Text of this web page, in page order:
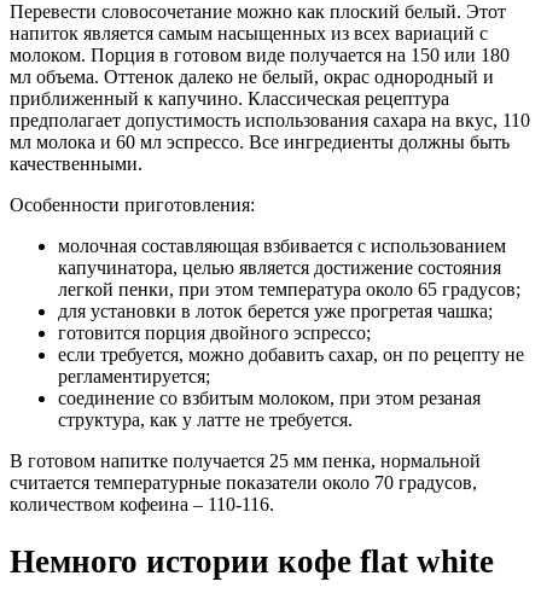
Перевести словосочетание можно как плоский белый. Этот
напиток является самым насыщенных из всех вариаций с
молоком. Порция в готовом виде получается на 150 или 180
мл объема. Оттенок далеко не белый, окрас однородный и
приближенный к капучино. Классическая рецептура
предполагает допустимость использования сахара на вкус, 110
мл молока и 60 мл эспрессо. Все ингредиенты должны быть
качественными.
Особенности приготовления:
молочная составляющая взбивается с использованием
капучинатора, целью является достижение состояния
легкой пенки, при этом температура около 65 градусов;
для установки в лоток берется уже прогретая чашка;
готовится порция двойного эспрессо;
если требуется, можно добавить сахар, он по рецепту не
регламентируется;
соединение со взбитым молоком, при этом резаная
структура, как у латте не требуется.
В готовом напитке получается 25 мм пенка, нормальной
считается температурные показатели около 70 градусов,
количеством кофеина – 110-116.
Немного истории кофе flat white